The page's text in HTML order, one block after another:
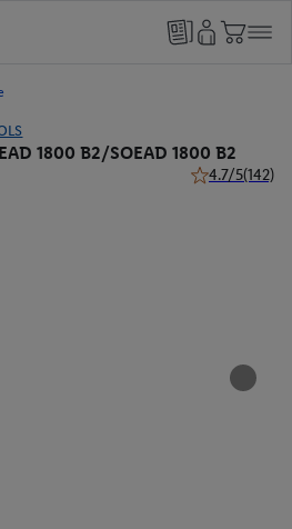
1800 B2/SOEAD 1800 B2
4.7/5(142)